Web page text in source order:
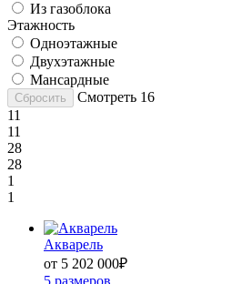
Из газоблока
Этажность
Одноэтажные
Двухэтажные
Мансардные
Сбросить Смотреть 16
11
11
28
28
1
1
Акварель
от 5 202 000₽
5 размеров